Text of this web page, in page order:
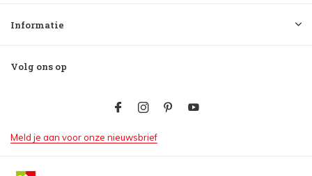
Informatie
Volg ons op
Meld je aan voor onze nieuwsbrief